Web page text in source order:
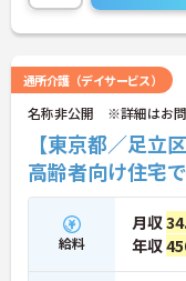
お給与に関しては、
ん、その他異業種の
に詳細をお話しいた
さい。
通所介護（デイサービス）
名称非公開 ※詳細はお
【東京都／足立
高齢者向け住宅
給料
月収
年収